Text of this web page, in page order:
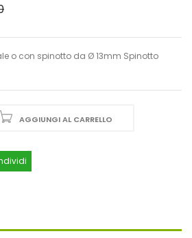
o con spinotto da Ø 13mm Spinotto
AGGIUNGI AL CARRELLO